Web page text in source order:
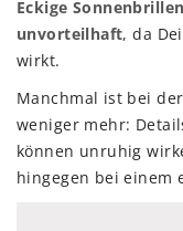
Eckige Sonnenbrillen
unvorteilhaft, da
wirkt.
Manchmal ist bei
weniger mehr:
können unruhig
hingegen bei einem